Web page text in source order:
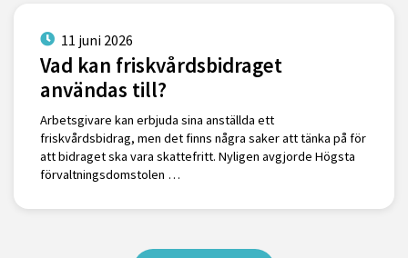
11 juni 2026
Vad kan friskvårdsbidraget
användas till?
Arbetsgivare kan erbjuda sina anställda ett
friskvårdsbidrag, men det finns några saker att tänka på för
att bidraget ska vara skattefritt. Nyligen avgjorde Högsta
förvaltningsdomstolen …